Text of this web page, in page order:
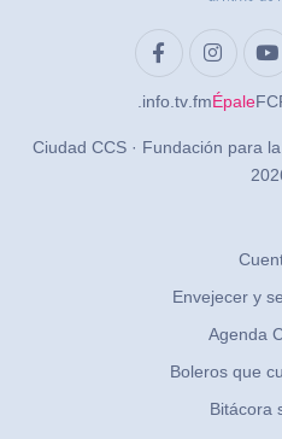
.info .tv .fmÉpale
Ciudad CCS · Fundación para
Envejecer y
Agenda
Boleros que
Bitácora